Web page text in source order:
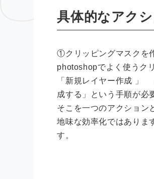
具体的なアク
①クリッピングマスクを
photoshopでよく使うク
「新規レイヤー作成 」
成する」という手順が必
そこを一つのアクション
地味な効率化ではありま
す。